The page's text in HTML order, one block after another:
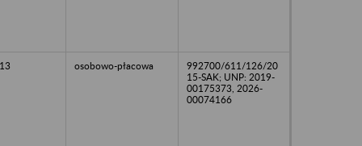
osobowo-płacowa
992700/611/126/20
15-SAK; UNP: 2019-
00175373, 2026-
00074166